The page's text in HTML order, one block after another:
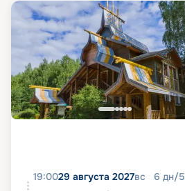
19:0029 августа 2027вс 6 дн/5